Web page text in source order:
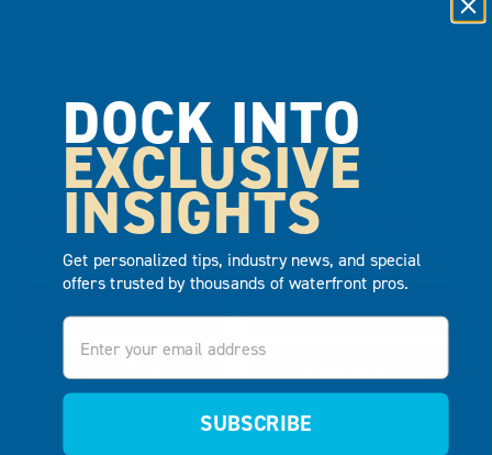
BALSA
HINCHABLE
CUADRADA DE 1,8
PRESUPUESTO
TABLA DE SURF
DE REMO
HINCHABLE DE 3,5
PRESUPUESTO
DOCK INTO
EXCLUSIVE
INSIGHTS
Get personalized tips, industry news, and special
offers trusted by thousands of waterfront pros.
Email
SUBSCRIBE